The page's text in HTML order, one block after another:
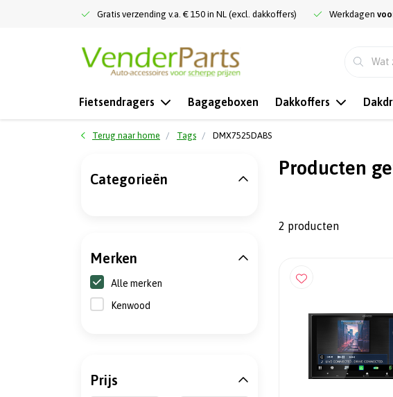
Gratis verzending v.a. € 150 in NL (excl. dakkoffers) Werkdagen
Fietsendragers Bagageboxen Dakkoffers
Terug naar home Tags DMX7525DABS
Producten
2 producten
Categorieën
Merken
Alle merken
Kenwood
Prijs